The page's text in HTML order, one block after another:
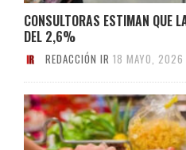
CONSULTORAS ESTIMAN QUE
DEL 2,6%
REDACCIÓN IR 18 MAYO, 2026